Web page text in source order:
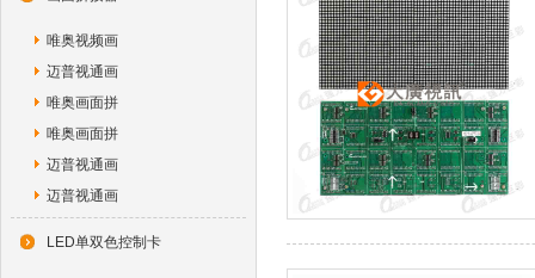
唯奥视频画
迈普视通画
唯奥画面拼
唯奥画面拼
迈普视通画
迈普视通画
LED单双色控制卡